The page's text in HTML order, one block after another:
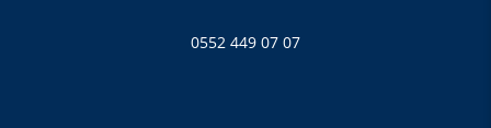
0552 449 07 07